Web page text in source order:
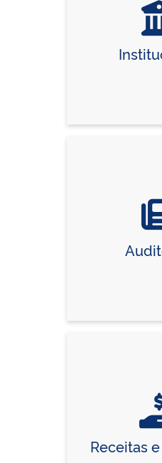
Receitas